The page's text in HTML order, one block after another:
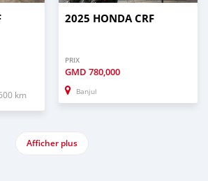
km
2025 HONDA CRF
PRIX
GMD 780,000
Banjul
Afficher plus